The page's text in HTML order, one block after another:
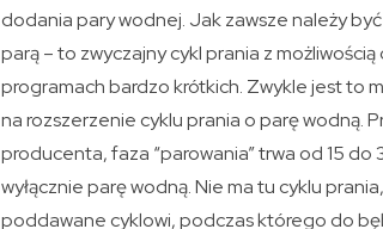
dodania pary wodnej. Jak zawsze należy
parą – to zwyczajny cykl prania z
programach bardzo krótkich. Zwykle jest to
na rozszerzenie cyklu prania o parę wodną.
producenta, faza “parowania” trwa od 15
wyłącznie parę wodną. Nie ma tu cyklu
poddawane cyklowi, podczas którego do